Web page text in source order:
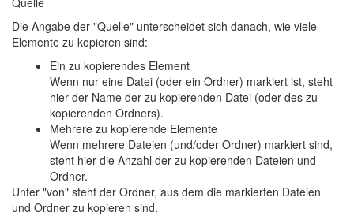
Die Angabe der "Quelle" unterscheidet sich danach, wie viele
Elemente zu kopieren sind:
Ein zu kopierendes Element
Wenn nur eine Datei (oder ein Ordner) markiert ist, steht
hier der Name der zu kopierenden Datei (oder des zu
kopierenden Ordners).
Mehrere zu kopierende Elemente
Wenn mehrere Dateien (und/oder Ordner) markiert sind,
steht hier die Anzahl der zu kopierenden Dateien und
Ordner.
Unter "von" steht der Ordner, aus dem die markierten Dateien
und Ordner zu kopieren sind.